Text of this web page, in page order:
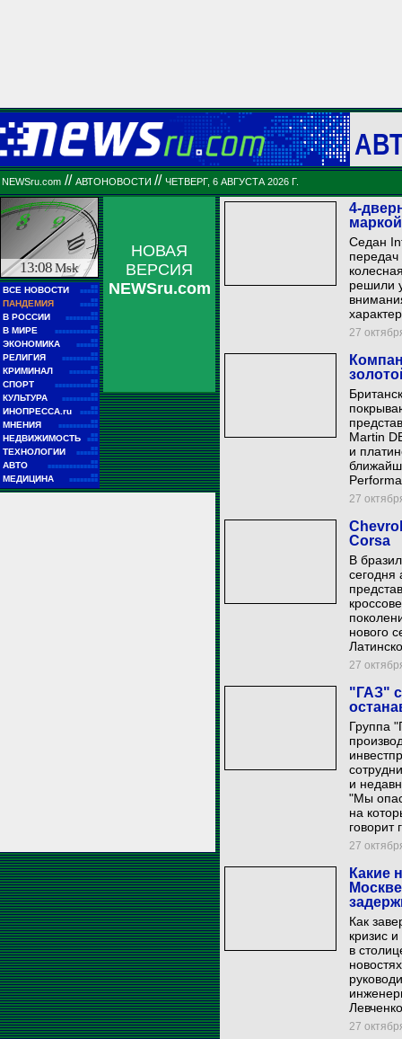
NEWSru.com // АВТОНОВОСТИ // ЧЕТВЕРГ, 6 АВГУСТА 2026 Г.
13:08Msk
ВСЕ НОВОСТИ ■■
■■■■■
ПАНДЕМИЯ ■■
■■■■■
В РОССИИ ■■
■■■■■■■■■
В МИРЕ ■■
■■■■■■■■■■■■
ЭКОНОМИКА ■■
■■■■■■
РЕЛИГИЯ ■■
■■■■■■■■■■
КРИМИНАЛ ■■
■■■■■■■■
СПОРТ ■■
■■■■■■■■■■■■
КУЛЬТУРА ■■
■■■■■■■■■■
ИНОПРЕССА.ru ■■
■■■■■
МНЕНИЯ ■■
■■■■■■■■■■■
НЕДВИЖИМОСТЬ ■■
■■■
ТЕХНОЛОГИИ ■■
■■■■■■
АВТО ■■
■■■■■■■■■■■■■■
МЕДИЦИНА ■■
■■■■■■■■
НОВАЯ
ВЕРСИЯ
NEWSru.com
4-
Седан
передач
решили
27
Martin
и
27
Corsa
В
сегодня
нового
27
"ГАЗ"
Группа
и
"Мы
на
говорит
27
Какие
Как
кризис
в
27